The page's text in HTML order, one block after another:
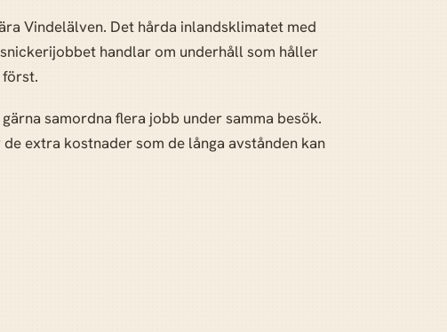
Vindelälven. Det hårda inlandsklimatet med
handlar om underhåll som håller
först.
samordna flera jobb under samma besök.
extra kostnader som de långa avstånden kan